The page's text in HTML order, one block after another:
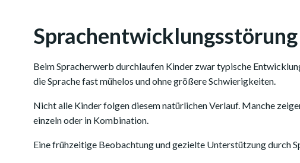
Sprachentwicklungsstörung
Beim Spracherwerb durchlaufen Kinder zwar typische
die Sprache fast mühelos und ohne größere Schwierigkeiten.
Nicht alle Kinder folgen diesem natürlichen Verlauf. Manche
einzeln oder in Kombination.
Eine frühzeitige Beobachtung und gezielte Unterstützung durch